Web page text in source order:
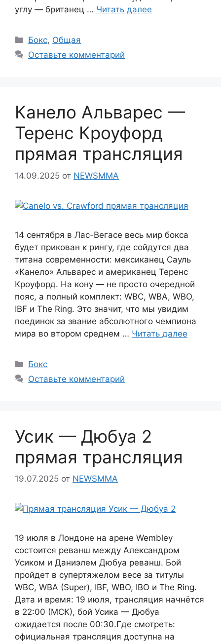
углу — британец … Читать далее
Рубрики
Бокс, Общая
Оставьте комментарий
Канело Альварес —
Теренс Кроуфорд
прямая трансляция
14.09.2025 от NEWSMMA
14 сентября в Лас-Вегасе весь мир бокса
будет прикован к рингу, где сойдутся два
титана современности: мексиканец Сауль
«Канело» Альварес и американец Теренс
Кроуфорд. На кону — не просто очередной
пояс, а полный комплект: WBC, WBA, WBO,
IBF и The Ring. Это значит, что мы увидим
поединок за звание абсолютного чемпиона
мира во втором среднем … Читать далее
Рубрики
Бокс
Оставьте комментарий
Усик — Дюбуа 2
прямая трансляция
19.07.2025 от NEWSMMA
19 июля в Лондоне на арене Wembley
состоится реванш между Александром
Усиком и Даниэлем Дюбуа реванш. Бой
пройдет в супертяжелом весе за титулы
WBC, WBA (Super), IBF, WBO, IBO и The Ring.
Дата и время: 19 июля, трансляция начнётся
в 22:00 (МСК), бой Усика — Дюбуа
ожидается после 00:30.Где смотреть:
официальная трансляция доступна на